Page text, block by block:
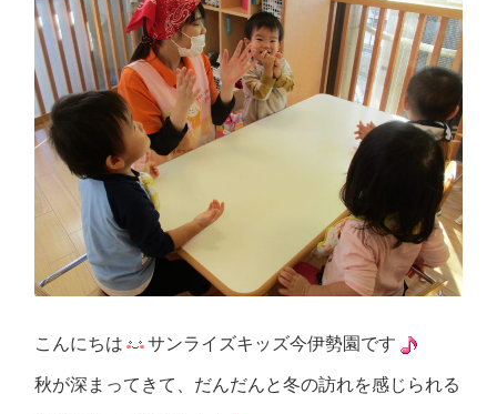
こんにちは サンライズキッズ今伊勢園です
秋が深まってきて、だんだんと冬の訪れを感じられる